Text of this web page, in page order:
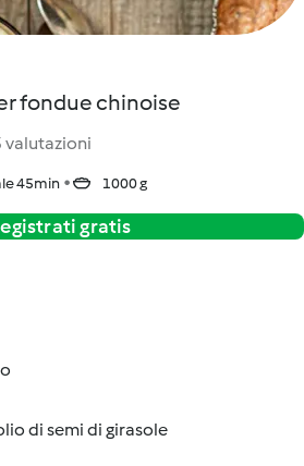
fondue chinoise
valutazioni
45min 1000 g
gratis
di semi di girasole